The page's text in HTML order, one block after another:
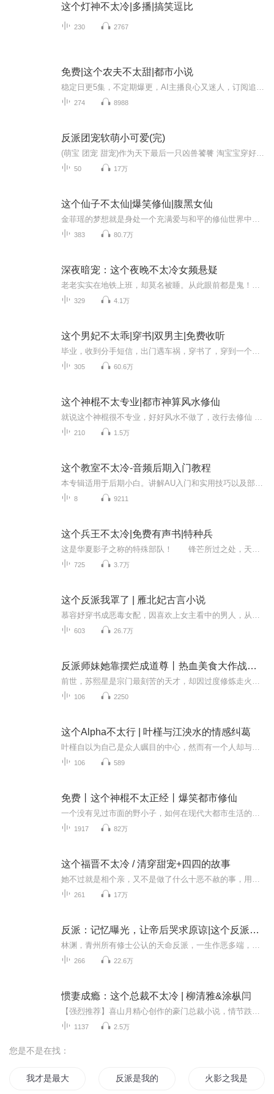
这个灯神不太冷|多播|搞笑逗比
230 2767
免费|这个农夫不太甜|都市小说
274 8988
反派团宠软萌小可爱(完)
50 17万
这个仙子不太仙|爆笑修仙|腹黑女仙
383 80.7万
深夜暗宠：这个夜晚不太冷女频悬疑
329 4.1万
这个男妃不太乖|穿书|双男主|免费收听
305 60.6万
这个神棍不太专业|都市神算风水修仙
210 1.5万
这个教室不太冷-音频后期入门教程
8 9211
这个兵王不太冷|免费有声书|特种兵
725 3.7万
这个反派我罩了 | 雁北妃古言小说
603 26.7万
反派师妹她靠摆烂成道尊丨热血美食大作战丨反派男主可爱萌
106 2250
这个Alpha不太行 | 叶槿与江泱水的情感纠葛
106 589
免费丨这个神棍不太正经丨爆笑都市修仙
1917 82万
这个福晋不太冷 / 清穿甜宠+四四的故事
261 17万
反派：记忆曝光，让帝后哭求原谅|这个反派太温柔|真人多播有声剧
266 22.6万
惯妻成瘾：这个总裁不太冷 | 柳清雅&涂枞闫
1137 2.5万
您是不是在找：
我才是最大的反派 反派是我的 火影之我是反派